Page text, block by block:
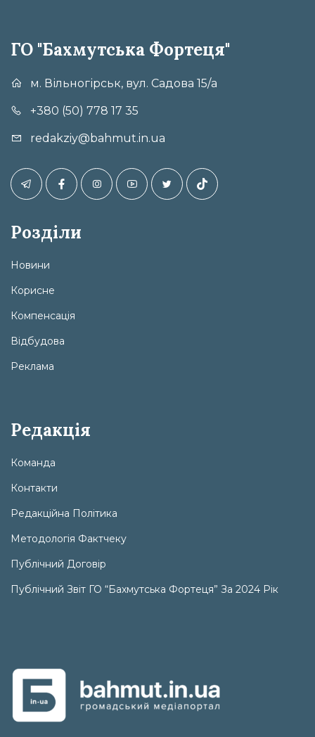
ГО "Бахмутська Фортеця"
м. Вільногірськ, вул. Садова 15/а
+380 (50) 778 17 35
redakziy@bahmut.in.ua
Розділи
Новини
Корисне
Компенсація
Відбудова
Реклама
Редакція
Команда
Контакти
Редакційна Політика
Методологія Фактчеку
Публічний Договір
Публічний Звіт ГО “Бахмутська Фортеця” За 2024 Рік